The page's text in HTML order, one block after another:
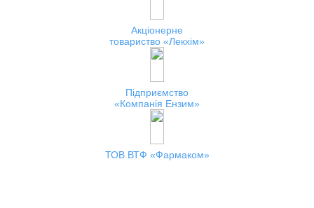
Акціонерне
товариство
Лекхім
Підприємство
Компанія Ензим
ТОВ ВТФ Фармаком